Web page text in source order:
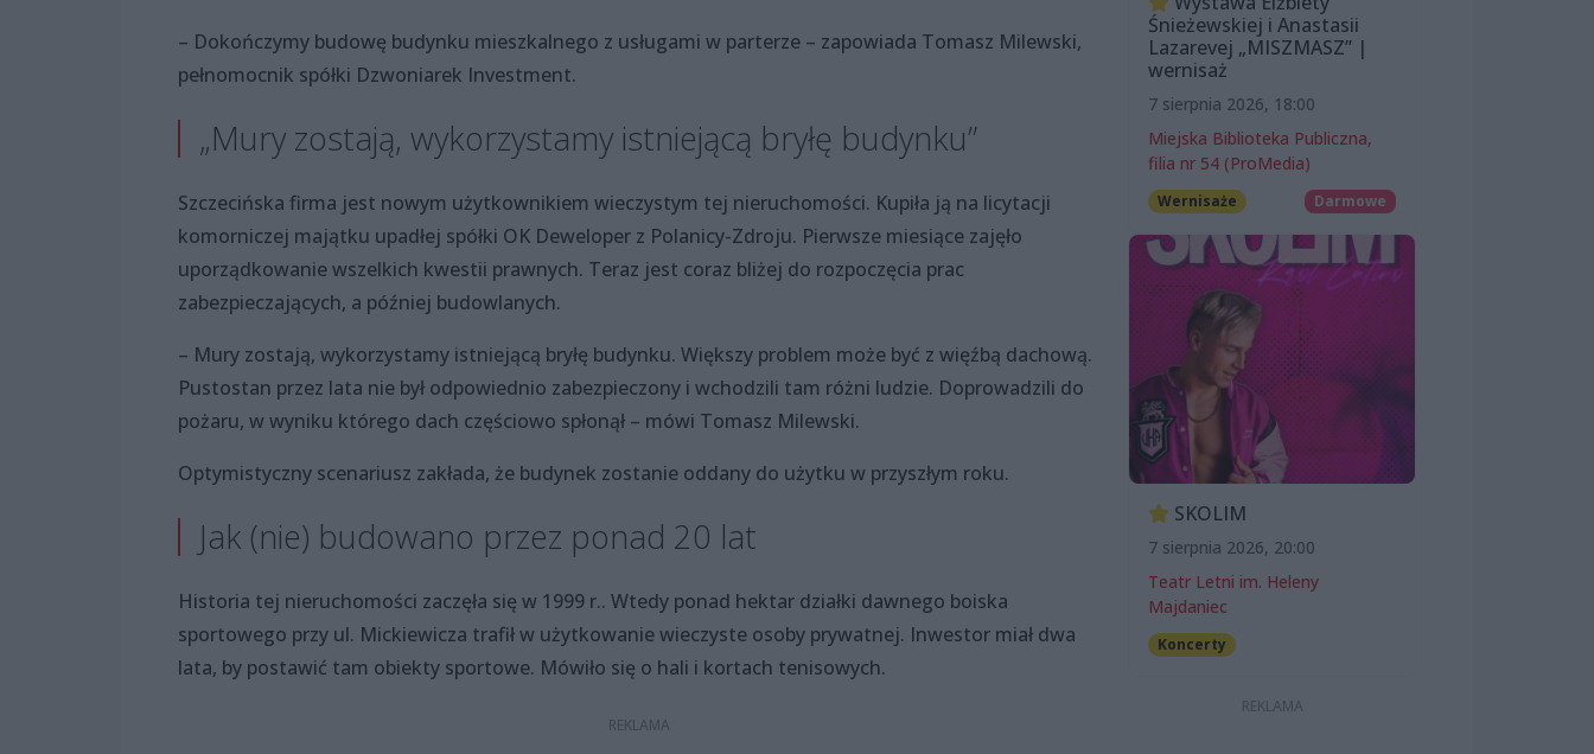
– Dokończymy budowę budynku mieszkalnego z usługami w parterze ­– zapowiada Tomasz Milewski,
pełnomocnik spółki Dzwoniarek Investment.
„Mury zostają, wykorzystamy istniejącą bryłę budynku”
Szczecińska firma jest nowym użytkownikiem wieczystym tej nieruchomości. Kupiła ją na licytacji
komorniczej majątku upadłej spółki OK Deweloper z Polanicy-Zdroju. Pierwsze miesiące zajęło
uporządkowanie wszelkich kwestii prawnych. Teraz jest coraz bliżej do rozpoczęcia prac
zabezpieczających, a później budowlanych.
– Mury zostają, wykorzystamy istniejącą bryłę budynku. Większy problem może być z więźbą dachową.
Pustostan przez lata nie był odpowiednio zabezpieczony i wchodzili tam różni ludzie. Doprowadzili do
pożaru, w wyniku którego dach częściowo spłonął – mówi Tomasz Milewski.
Optymistyczny scenariusz zakłada, że budynek zostanie oddany do użytku w przyszłym roku.
Jak (nie) budowano przez ponad 20 lat
Historia tej nieruchomości zaczęła się w 1999 r.. Wtedy ponad hektar działki dawnego boiska
sportowego przy ul. Mickiewicza trafił w użytkowanie wieczyste osoby prywatnej. Inwestor miał dwa
lata, by postawić tam obiekty sportowe. Mówiło się o hali i kortach tenisowych.
Śnieżewskiej i Anastasii
Lazarevej „MISZMASZ” |
wernisaż
7 sierpnia 2026, 18:00
Miejska Biblioteka Publiczna,
filia nr 54 (ProMedia)
Wernisaże Darmowe
SKOLIM
7 sierpnia 2026, 20:00
Teatr Letni im. Heleny
Majdaniec
Koncerty